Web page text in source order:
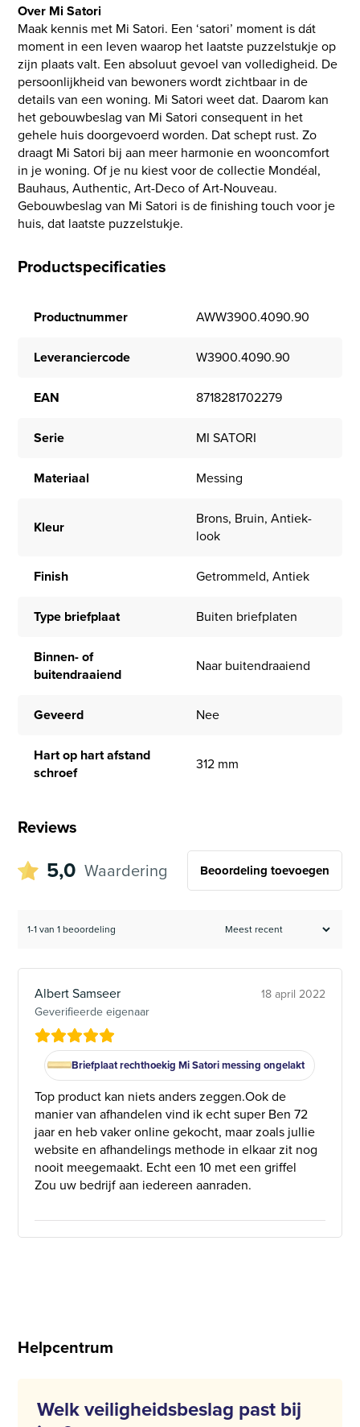
Over Mi Satori
Maak kennis met Mi Satori. Een ‘satori’ moment is dát
moment in een leven waarop het laatste puzzelstukje op
zijn plaats valt. Een absoluut gevoel van volledigheid. De
persoonlijkheid van bewoners wordt zichtbaar in de
details van een woning. Mi Satori weet dat. Daarom kan
het gebouwbeslag van Mi Satori consequent in het
gehele huis doorgevoerd worden. Dat schept rust. Zo
draagt Mi Satori bij aan meer harmonie en wooncomfort
in je woning. Of je nu kiest voor de collectie Mondéal,
Bauhaus, Authentic, Art-Deco of Art-Nouveau.
Gebouwbeslag van Mi Satori is de finishing touch voor je
huis, dat laatste puzzelstukje.
Productspecificaties
Productnummer AWW3900.4090.90
Leveranciercode W3900.4090.90
EAN 8718281702279
Serie MI SATORI
Materiaal Messing
Kleur
Brons, Bruin, Antiek-
look
Finish Getrommeld, Antiek
Type briefplaat Buiten briefplaten
Binnen- of
buitendraaiend
Naar buitendraaiend
Geveerd Nee
Hart op hart afstand
schroef
312 mm
Reviews
5,0 Waardering Beoordeling toevoegen
1-1 van 1 beoordeling
Albert Samseer
Geverifieerde eigenaar
18 april 2022
Briefplaat rechthoekig Mi Satori messing ongelakt
Top product kan niets anders zeggen.Ook de
manier van afhandelen vind ik echt super Ben 72
jaar en heb vaker online gekocht, maar zoals jullie
website en afhandelings methode in elkaar zit nog
nooit meegemaakt. Echt een 10 met een griffel
Zou uw bedrijf aan iedereen aanraden.
Helpcentrum
Welk veiligheidsbeslag past bij